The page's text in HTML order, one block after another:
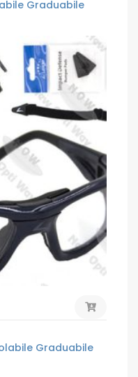
Graduabile
Graduabile